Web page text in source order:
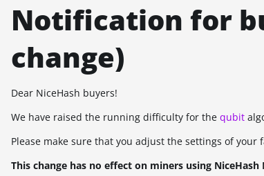
Notification for
change)
Dear NiceHash buyers!
We have raised the running difficulty for the qubit
Please make sure that you adjust the settings of your
This change has no effect on miners using NiceHash